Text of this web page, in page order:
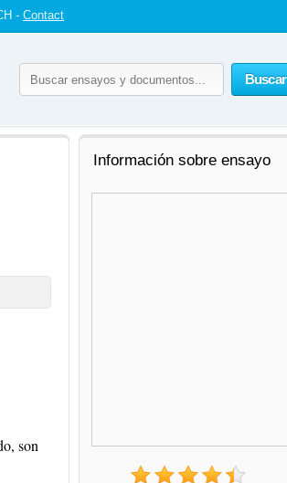
- Contact
Buscar
son
Información sobre ensayo